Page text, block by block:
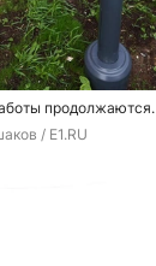
продолжаются.
/ E1.RU